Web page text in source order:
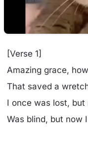
[Verse 1]
Amazing grace,
That saved a
I once was lost,
Was blind, but now